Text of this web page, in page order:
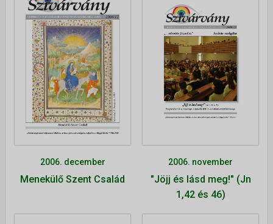
Munkatársaink
Galéria
Szivárvány
ALKALMAINK▼
Istentiszteletek
Érdeklődőknek
Gyerekeknek
Kamarakórus
2006. december
Menekülő Szent Család
2006. november
"Jöjj és lásd meg!" (Jn
1,42 és 46)